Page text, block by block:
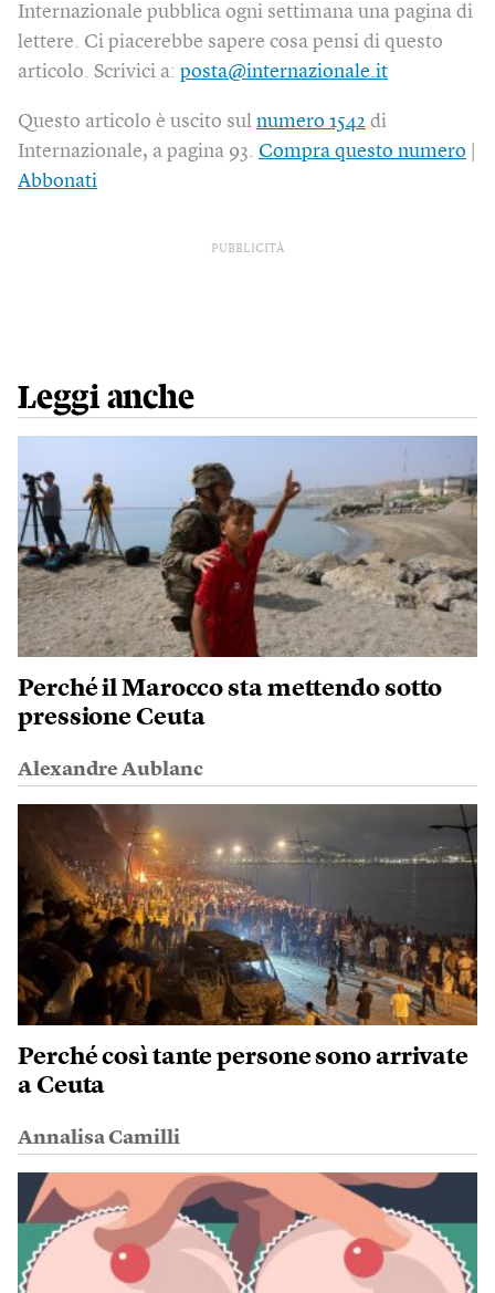
Internazionale pubblica ogni settimana una pagina di
lettere. Ci piacerebbe sapere cosa pensi di questo
articolo. Scrivici a: posta@internazionale.it
Questo articolo è uscito sul numero 1542 di
Internazionale, a pagina 93. Compra questo numero
Abbonati
PUBBLICITÀ
Leggi anche
Perché il Marocco sta mettendo sotto
pressione Ceuta
Alexandre Aublanc
Perché così tante persone sono arrivate
a Ceuta
Annalisa Camilli